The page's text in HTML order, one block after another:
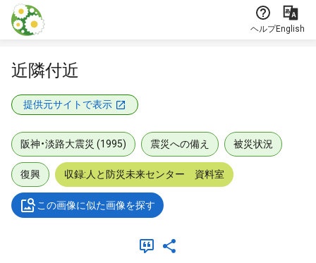
本文に飛ぶ
ヘルプEnglish
近隣付近
提供元サイトで表示
阪神・淡路大震災 (1995) 震災への備え 被災状況
復興 収録:人と防災未来センター 資料室
この画像に似た画像を探す